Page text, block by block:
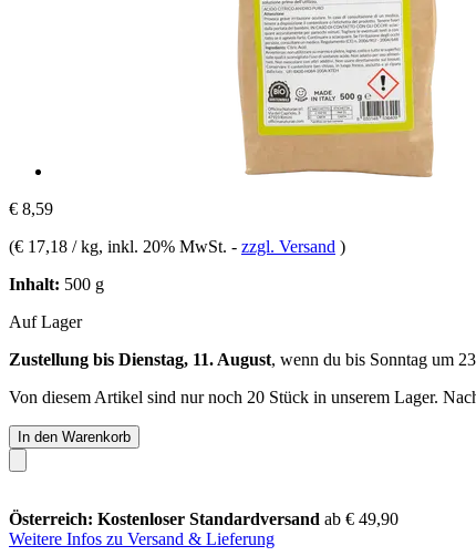
€ 8,59
(€ 17,18 / kg, inkl. 20% MwSt. - zzgl. Versand )
Inhalt: 500 g
Auf Lager
Zustellung bis Dienstag, 11. August, wenn du bis Sonntag um
Von diesem Artikel sind nur noch 20 Stück in unserem Lager.
In den Warenkorb
Österreich: Kostenloser Standardversand ab € 49,90
Weitere Infos zu Versand & Lieferung